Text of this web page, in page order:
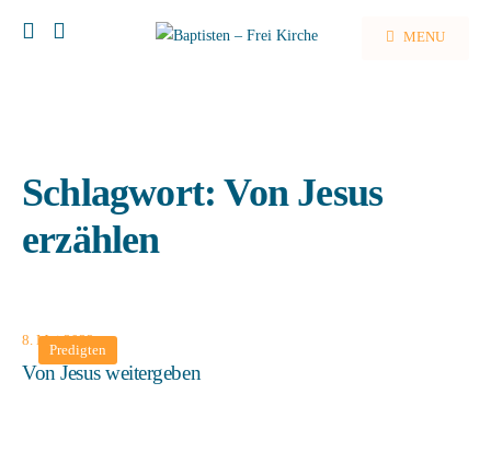
MENU
Schlagwort:Von Jesus
erzählen
Predigten
8. Mai 2022
Von Jesus weitergeben